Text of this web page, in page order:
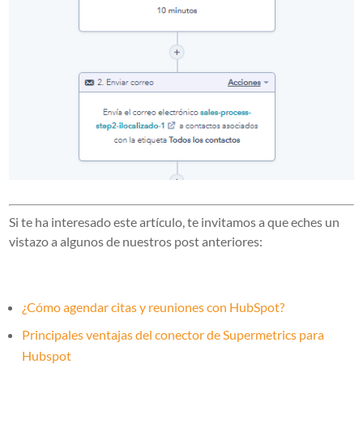
Si te ha interesado este artículo, te invitamos a que eches un
vistazo a algunos de nuestros post anteriores:
¿Cómo agendar citas y reuniones con HubSpot?
Principales ventajas del conector de Supermetrics para
Hubspot